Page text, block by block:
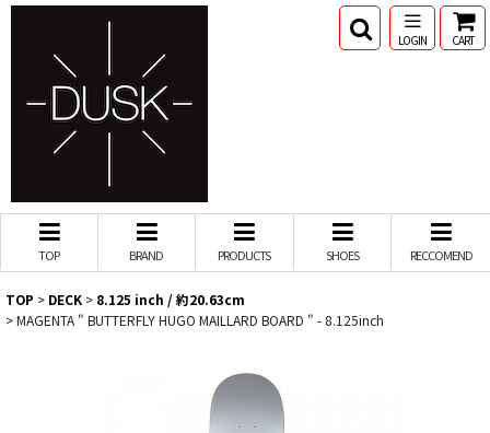
LOGIN CART
TOP BRAND PRODUCTS SHOES RECCOMEND
TOP > DECK > 8.125 inch / 約20.63cm
>MAGENTA " BUTTERFLY HUGO MAILLARD BOARD " - 8.125inch